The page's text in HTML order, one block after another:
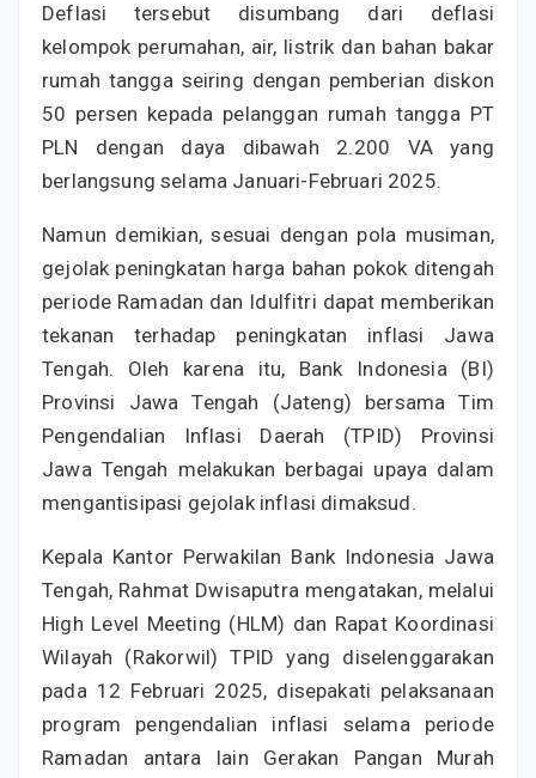
Deflasi tersebut disumbang dari deflasi
kelompok perumahan, air, listrik dan bahan bakar
rumah tangga seiring dengan pemberian diskon
50 persen kepada pelanggan rumah tangga PT
PLN dengan daya dibawah 2.200 VA yang
berlangsung selama Januari-Februari 2025.
Namun demikian, sesuai dengan pola musiman,
gejolak peningkatan harga bahan pokok ditengah
periode Ramadan dan Idulfitri dapat memberikan
tekanan terhadap peningkatan inflasi Jawa
Tengah. Oleh karena itu, Bank Indonesia (BI)
Provinsi Jawa Tengah (Jateng) bersama Tim
Pengendalian Inflasi Daerah (TPID) Provinsi
Jawa Tengah melakukan berbagai upaya dalam
mengantisipasi gejolak inflasi dimaksud.
Kepala Kantor Perwakilan Bank Indonesia Jawa
Tengah, Rahmat Dwisaputra mengatakan, melalui
High Level Meeting (HLM) dan Rapat Koordinasi
Wilayah (Rakorwil) TPID yang diselenggarakan
pada 12 Februari 2025, disepakati pelaksanaan
program pengendalian inflasi selama periode
Ramadan antara lain Gerakan Pangan Murah